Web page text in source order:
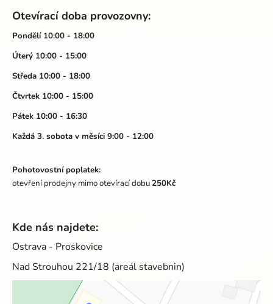
Otevírací doba provozovny:
Pondělí 10:00 - 18:00
Úterý 10:00 - 15:00
Středa 10:00 - 18:00
Čtvrtek 10:00 - 15:00
Pátek 10:00 - 16:30
Každá 3. sobota v měsíci 9:00 - 12:00
Pohotovostní poplatek:
otevření prodejny mimo otevírací dobu250Kč
Kde nás najdete:
Ostrava - Proskovice
Nad Strouhou 221/18 (areál stavebnin)